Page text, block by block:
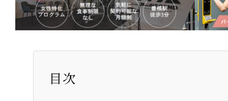
目次